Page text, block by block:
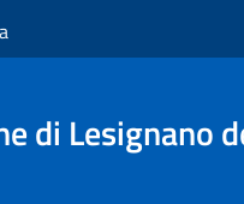
di Lesignano